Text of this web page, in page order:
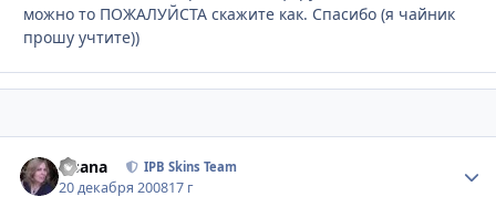
можно то ПОЖАЛУЙСТА скажите как. Спасибо (я чайник
прошу учтите))
Fisana IPB Skins Team
20 декабря 200817 г